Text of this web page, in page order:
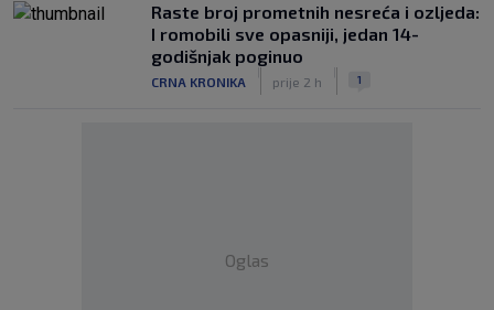
Raste broj prometnih nesreća i ozljeda:
I romobili sve opasniji, jedan 14-
godišnjak poginuo
CRNA KRONIKA prije 2 h 1
Oglas